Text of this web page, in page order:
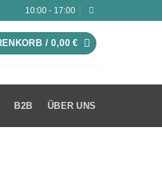
10:00 - 17:00
/0,00€
B2B ÜBER UNS